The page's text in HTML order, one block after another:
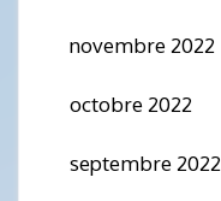
novembre 2022
octobre 2022
septembre 2022